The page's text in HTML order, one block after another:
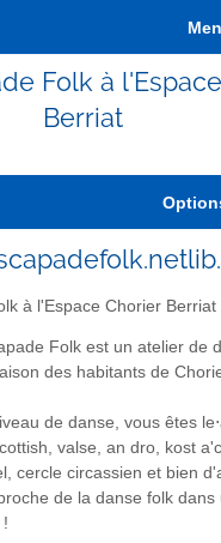
Folk à
Berriat
à l'Espace Chorier Berriat
Folk est un atelier de
des habitants de
de danse, vous êtes
valse, an dro, kost
cercle circassien et bien
de la danse folk dans